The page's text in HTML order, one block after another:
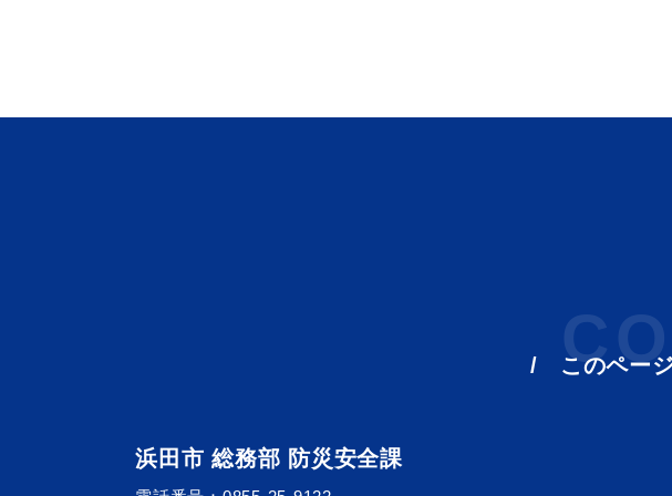
便利なサービス
窓口案内
このペー
浜田市 総務部 防災安全課